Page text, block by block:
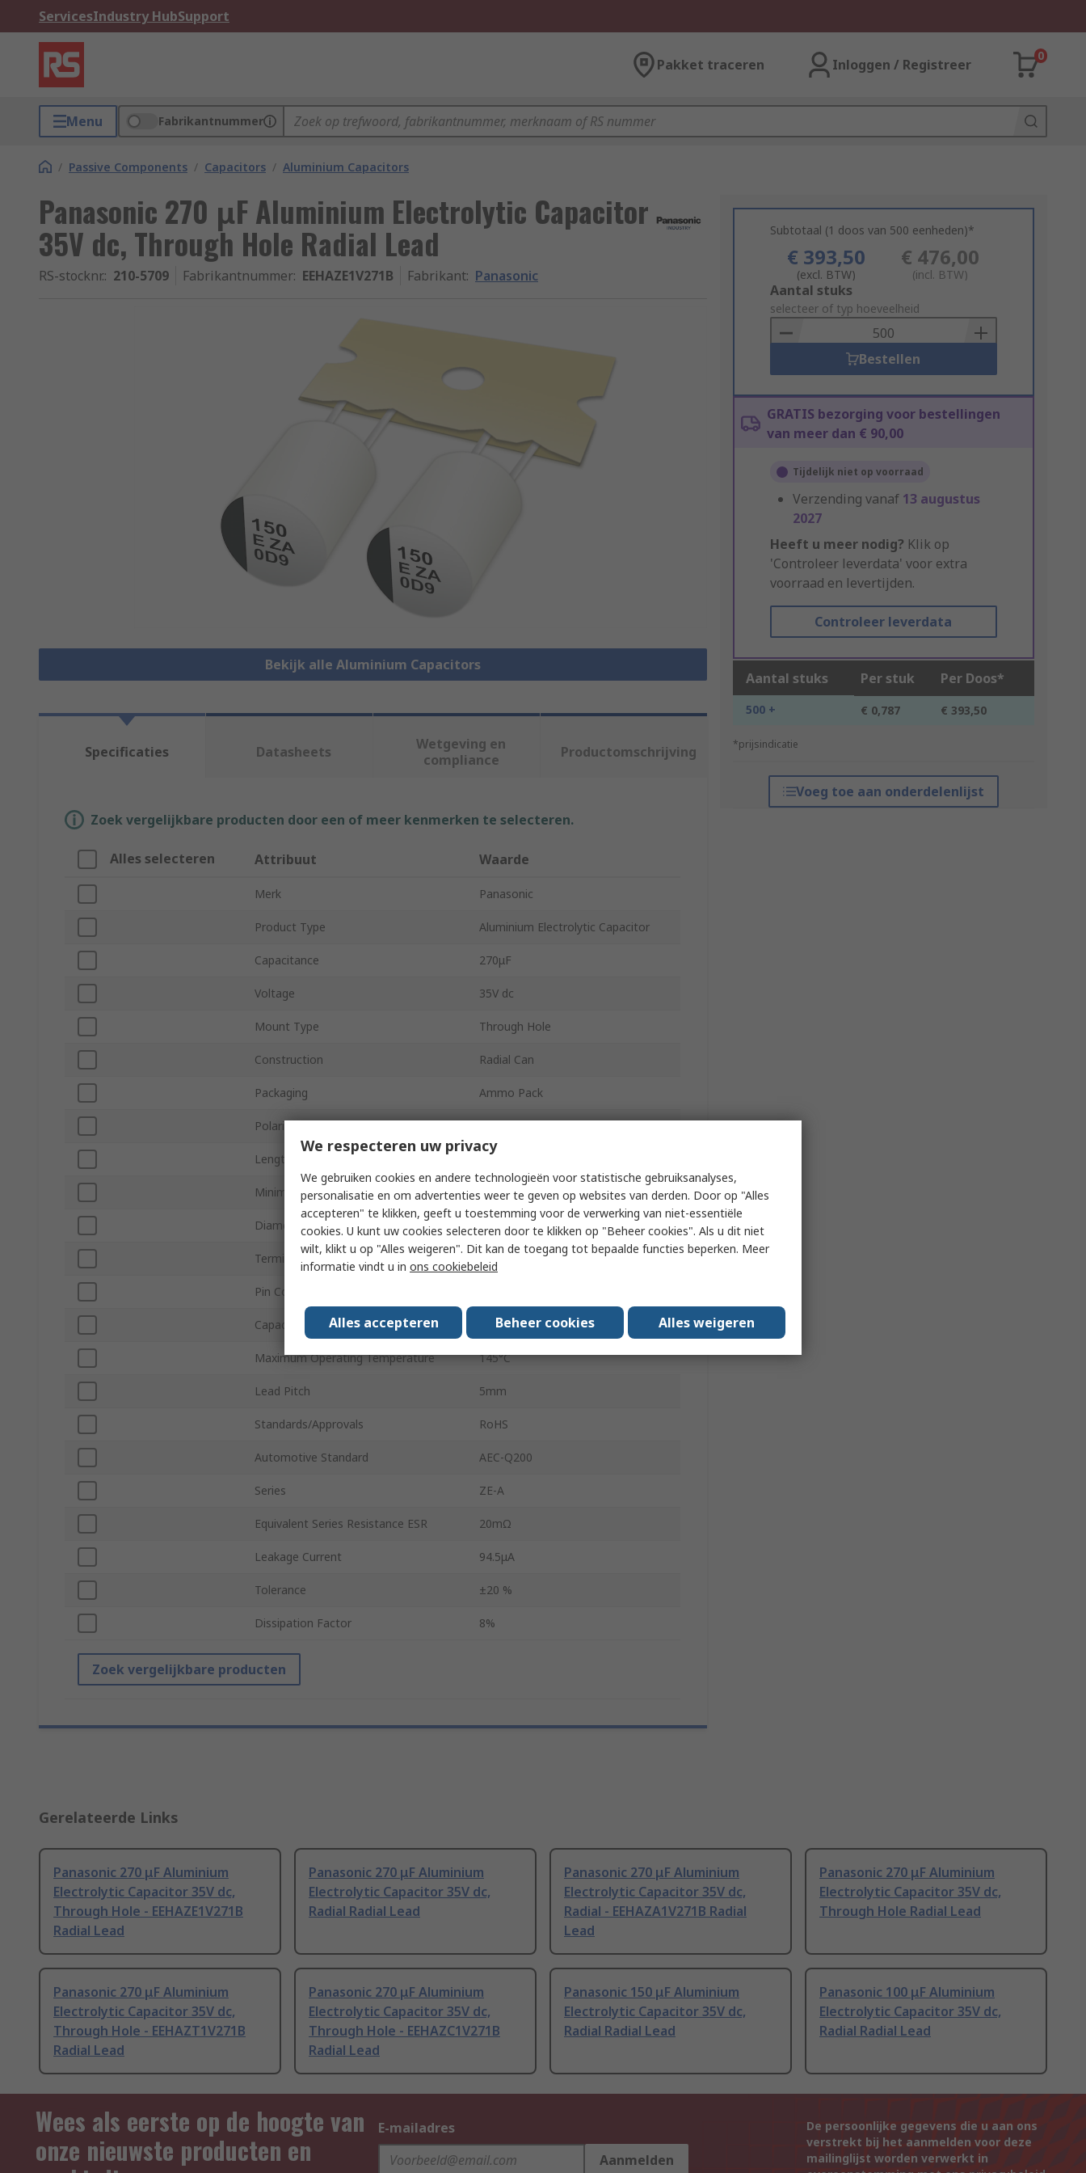
ServicesIndustry HubSupport
Pakket traceren Inloggen / Registreer
0
Menu Fabrikantnummer
/ Passive Components / Capacitors / Aluminium Capacitors
Panasonic 270 μF Aluminium Electrolytic Capacitor
35V dc, Through Hole Radial Lead
RS-stocknr.: 210-5709 Fabrikantnummer: EEHAZE1V271B Fabrikant: Panasonic
Bekijk alle Aluminium Capacitors
Subtotaal (1 doos van 500 eenheden)*
€ 393,50
(excl. BTW)
€ 476,00
(incl. BTW)
Add
to
Basket
Aantal stuks
selecteer of typ hoeveelheid
Bestellen
GRATIS bezorging voor bestellingen
van meer dan € 90,00
Tijdelijk niet op voorraad
Verzending vanaf 13 augustus
2027
Heeft u meer nodig? Klik op
'Controleer leverdata' voor extra
voorraad en levertijden.
Controleer leverdata
Aantal stuks Per stuk Per Doos*
500 + € 0,787 € 393,50
*prijsindicatie
Voeg toe aan onderdelenlijst
Specificaties Datasheets
Wetgeving en
compliance
Productomschrijving
Zoek vergelijkbare producten door een of meer kenmerken te selecteren.
Alles selecteren Attribuut Waarde
Merk Panasonic
Product Type Aluminium Electrolytic Capacitor
Capacitance 270μF
Voltage 35V dc
Mount Type Through Hole
Construction Radial Can
Packaging Ammo Pack
Polarity
Length 9.5mm
Minimum Operating Temperature -55°C
Diameter 10mm
Termination Type Radial Lead
Pin Count
Capacitor Ripple Current 900mA
Maximum Operating Temperature 145°C
Lead Pitch 5mm
Standards/Approvals RoHS
Automotive Standard AEC-Q200
Series ZE-A
Equivalent Series Resistance ESR 20mΩ
Leakage Current 94.5μA
Tolerance ±20 %
Dissipation Factor 8%
Zoek vergelijkbare producten
Gerelateerde Links
Panasonic 270 μF Aluminium
Electrolytic Capacitor 35V dc,
Through Hole - EEHAZE1V271B
Radial Lead
Panasonic 270 μF Aluminium
Electrolytic Capacitor 35V dc,
Radial Radial Lead
Panasonic 270 μF Aluminium
Electrolytic Capacitor 35V dc,
Radial - EEHAZA1V271B Radial
Lead
Panasonic 270 μF Aluminium
Electrolytic Capacitor 35V dc,
Through Hole Radial Lead
Panasonic 270 μF Aluminium
Electrolytic Capacitor 35V dc,
Through Hole - EEHAZT1V271B
Radial Lead
Panasonic 270 μF Aluminium
Electrolytic Capacitor 35V dc,
Through Hole - EEHAZC1V271B
Radial Lead
Panasonic 150 μF Aluminium
Electrolytic Capacitor 35V dc,
Radial Radial Lead
Panasonic 100 μF Aluminium
Electrolytic Capacitor 35V dc,
Radial Radial Lead
Wees als eerste op de hoogte van
onze nieuwste producten en
E-mailadres
Aanmelden
De persoonlijke gegevens die u aan ons
verstrekt bij het aanmelden voor deze
mailinglijst worden verwerkt in
We respecteren uw privacy
We gebruiken cookies en andere technologieën voor statistische gebruiksanalyses,
personalisatie en om advertenties weer te geven op websites van derden. Door op "Alles
accepteren" te klikken, geeft u toestemming voor de verwerking van niet-essentiële
cookies. U kunt uw cookies selecteren door te klikken op "Beheer cookies". Als u dit niet
wilt, klikt u op "Alles weigeren". Dit kan de toegang tot bepaalde functies beperken. Meer
informatie vindt u in ons cookiebeleid
Alles accepteren Beheer cookies Alles weigeren